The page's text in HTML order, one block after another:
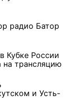
радио Батор
Кубке России
на трансляцию
и Усть-